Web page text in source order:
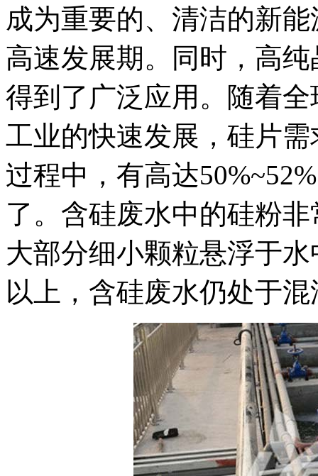
成为重要的、清洁的新
高速发展期。同时，高
得到了广泛应用。随着
工业的快速发展，硅片
过程中，有高达
了。含硅废水中的硅粉
大部分细小颗粒悬浮于
以上，含硅废水仍处于